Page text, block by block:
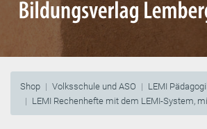
Shop Volksschule und ASO
LEMI
LEMI Rechenhefte mit dem LEMI-System,